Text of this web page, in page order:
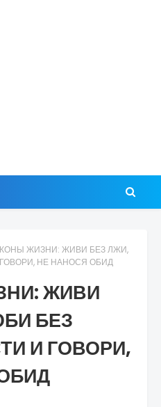
ЖИЗНИ: ЖИВИ БЕЗ ЛЖИ,
НЕ НАНОСЯ ОБИД
ЖИВИ
БЕЗ
И ГОВОРИ,